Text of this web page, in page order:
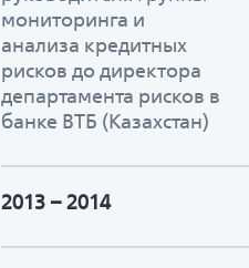
мониторинга и
анализа кредитных
рисков до директора
департамента рисков в
банке ВТБ (Казахстан)
2013 – 2014